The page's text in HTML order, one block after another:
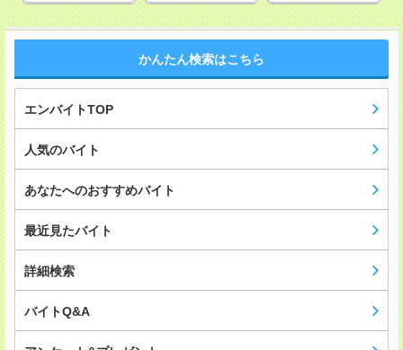
かんたん検索はこちら
エンバイトTOP
人気のバイト
あなたへのおすすめバイト
最近見たバイト
詳細検索
バイトQ&A